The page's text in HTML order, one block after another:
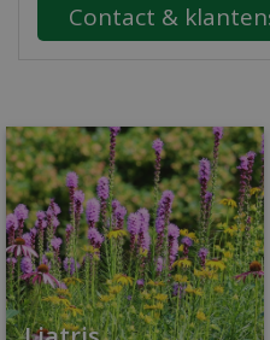
Contact &